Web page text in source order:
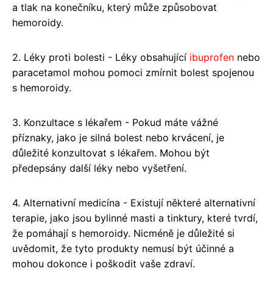
a tlak na konečníku, který může způsobovat
hemoroidy.
2. Léky proti bolesti - Léky obsahující ibuprofen nebo
paracetamol mohou pomoci zmírnit bolest spojenou
s hemoroidy.
3. Konzultace s lékařem - Pokud máte vážné
příznaky, jako je silná bolest nebo krvácení, je
důležité konzultovat s lékařem. Mohou být
předepsány další léky nebo vyšetření.
4. Alternativní medicína - Existují některé alternativní
terapie, jako jsou bylinné masti a tinktury, které tvrdí,
že pomáhají s hemoroidy. Nicméně je důležité si
uvědomit, že tyto produkty nemusí být účinné a
mohou dokonce i poškodit vaše zdraví.